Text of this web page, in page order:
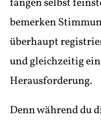
fangen selbst
bemerken
überhaupt
und gleichzeitig
Herausforderung.
Denn während du